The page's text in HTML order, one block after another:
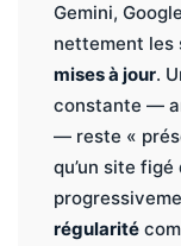
Gemini,
nettement les
mises à jour.
constante —
— reste «
qu’un site figé
régularité